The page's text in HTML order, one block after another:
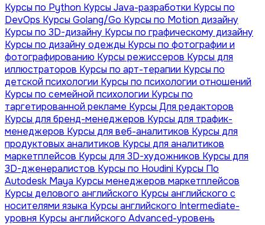
Курсы по Python Курсы Java-разработки Курсы по
DevOps Курсы Golang/Go Курсы по Motion дизайну
Курсы по 3D-дизайну Курсы по графическому дизайну
Курсы по дизайну одежды Курсы по фотографии и
фотографированию Курсы режиссеров Курсы для
иллюстраторов Курсы по арт-терапии Курсы по
детской психологии Курсы по психологии отношений
Курсы по семейной психологии Курсы по
таргетированной рекламе Курсы Для редакторов
Курсы для бренд-менеджеров Курсы для трафик-
менеджеров Курсы для веб-аналитиков Курсы для
продуктовых аналитиков Курсы для аналитиков
маркетплейсов Курсы для 3D-художников Курсы для
3D-дженералистов Курсы по Houdini Курсы По
Autodesk Maya Курсы менеджеров маркетплейсов
Курсы делового английского Курсы английского с
носителями языка Курсы английского Intermediate-
уровня Курсы английского Advanced-уровень